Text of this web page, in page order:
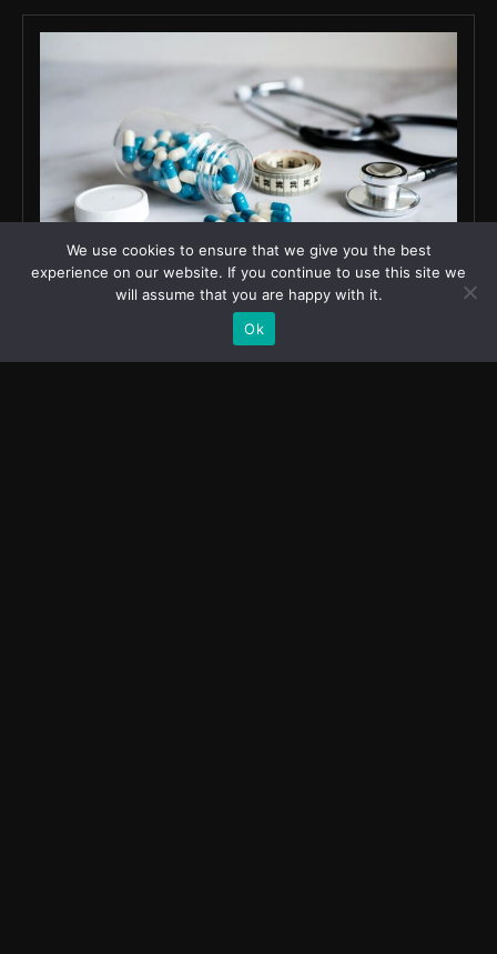
We use cookies to ensure that we give you the best
experience on our website. If you continue to use this site we
will assume that you are happy with it.
Ok